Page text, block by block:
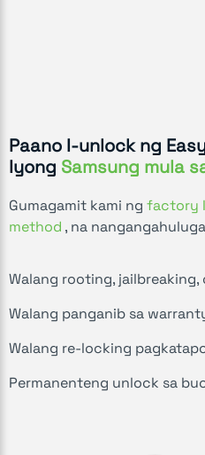
Paano I-unlock ng
Iyong Samsung mula
Gumagamit kami ng factory
method , na
Walang rooting,
Walang panganib sa
Walang re-locking
Permanenteng unlock sa